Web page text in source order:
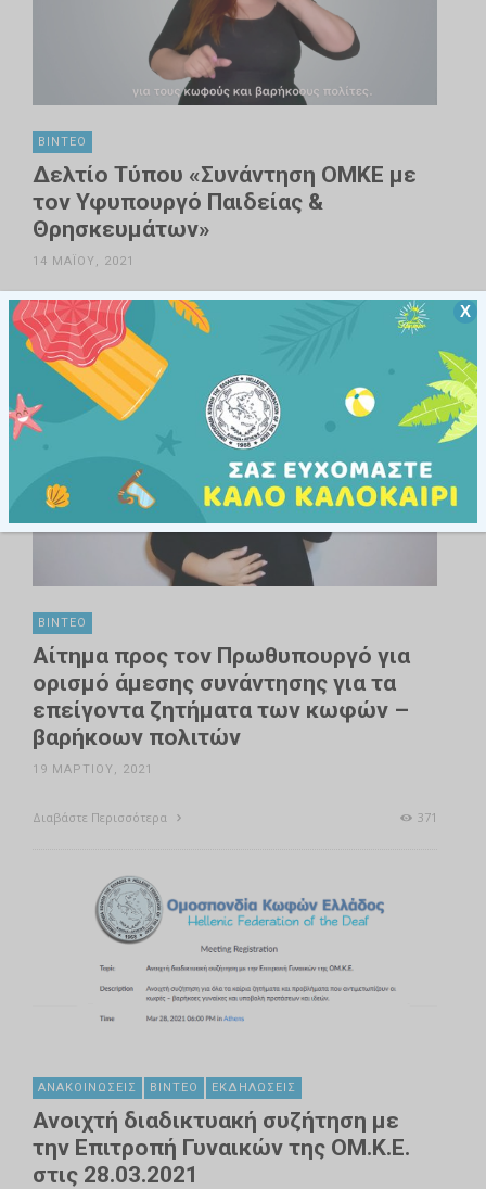
ΒΊΝΤΕΟ
Δελτίο Τύπου «Συνάντηση ΟΜΚΕ με
τον Υφυπουργό Παιδείας &
Θρησκευμάτων»
14 ΜΑΪ́ΟΥ, 2021
Διαβάστε Περισσότερα 168
ΒΊΝΤΕΟ
Αίτημα προς τον Πρωθυπουργό για
ορισμό άμεσης συνάντησης για τα
επείγοντα ζητήματα των κωφών –
βαρήκοων πολιτών
19 ΜΑΡΤΊΟΥ, 2021
Διαβάστε Περισσότερα 371
ΑΝΑΚΟΙΝΏΣΕΙΣ ΒΊΝΤΕΟ ΕΚΔΗΛΏΣΕΙΣ
Ανοιχτή διαδικτυακή συζήτηση με
την Επιτροπή Γυναικών της ΟΜ.Κ.Ε.
στις 28.03.2021
Χ